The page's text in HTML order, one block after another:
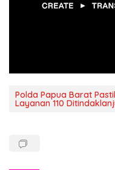
Polda Papua Barat
Layanan 110